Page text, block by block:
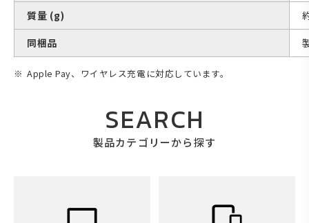
質量 (g)
同梱品
Apple Pay、ワイヤレス充電に対応しています。
SEARCH
製品カテゴリーから探す